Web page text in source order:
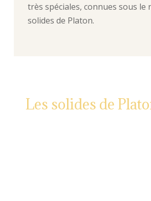
très spéciales, connues sous le
solides de Platon.
Les solides de